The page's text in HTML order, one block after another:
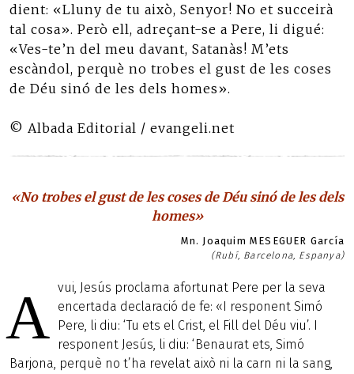
dient: «Lluny de tu això, Senyor! No et succeirà
tal cosa». Però ell, adreçant-se a Pere, li digué:
«Ves-te’n del meu davant, Satanàs! M’ets
escàndol, perquè no trobes el gust de les coses
de Déu sinó de les dels homes».
© Albada Editorial / evangeli.net
«No trobes el gust de les coses de Déu sinó de les dels
homes»
Mn. Joaquim MESEGUER García
(Rubí, Barcelona, Espanya)
A vui, Jesús proclama afortunat Pere per la seva
encertada declaració de fe: «I responent Simó
Pere, li diu: ‘Tu ets el Crist, el Fill del Déu viu’. I
responent Jesús, li diu: ‘Benaurat ets, Simó
Barjona, perquè no t’ha revelat això ni la carn ni la sang,